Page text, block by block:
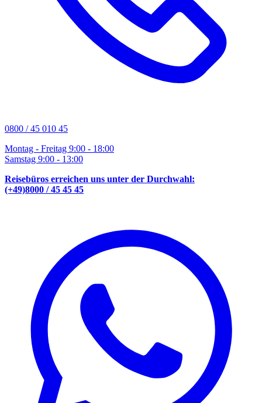
0800 / 45 010 45
Montag - Freitag 9:00 - 18:00
Samstag 9:00 - 13:00
Reisebüros erreichen uns unter der Durchwahl:
(+49)8000 / 45 45 45